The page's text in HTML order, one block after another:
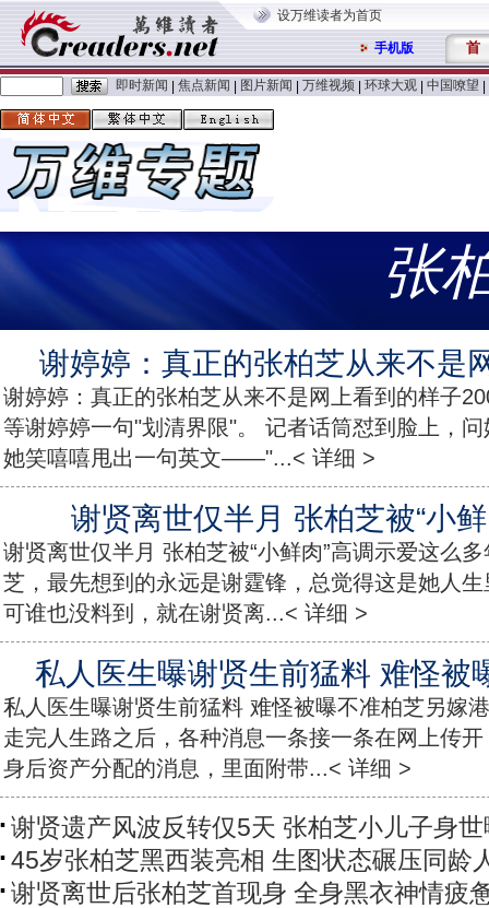
设万维读者为首页
手机版 首
即时新闻 焦点新闻 图片新闻 万维视频 环球大观 中国嘹望
张
谢婷婷：真正的张柏芝从来不是
谢婷婷：真正的张柏芝从来不是网上看到的样子
等谢婷婷一句"划清界限"。 记者话筒怼到脸上，
她笑嘻嘻甩出一句英文——"...< 详细 >
谢贤离世仅半月 张柏芝被“小
谢贤离世仅半月 张柏芝被“小鲜肉”高调示爱这么
芝，最先想到的永远是谢霆锋，总觉得这是她人
可谁也没料到，就在谢贤离...< 详细 >
私人医生曝谢贤生前猛料 难怪被
私人医生曝谢贤生前猛料 难怪被曝不准柏芝另嫁
走完人生路之后，各种消息一条接一条在网上传
身后资产分配的消息，里面附带...< 详细 >
谢贤遗产风波反转仅5天 张柏芝小儿子身
45岁张柏芝黑西装亮相 生图状态碾压同龄
谢贤离世后张柏芝首现身 全身黑衣神情疲